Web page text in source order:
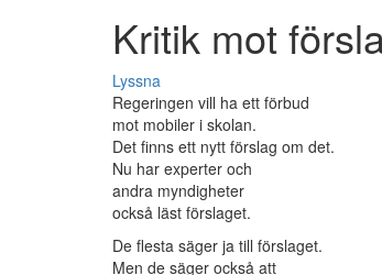
Kritik mot
Lyssna
Regeringen vill ha ett förbud
mot mobiler i skolan.
Det finns ett nytt förslag om det.
Nu har experter och
andra myndigheter
också läst förslaget.
De flesta säger ja till förslaget.
Men de säger också att